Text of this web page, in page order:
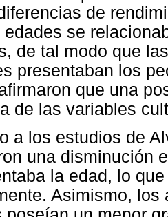
de
edades se
de tal modo que
presentaban los
que una
de las variables
a los estudios de
una disminución
la edad, lo
Asimismo,